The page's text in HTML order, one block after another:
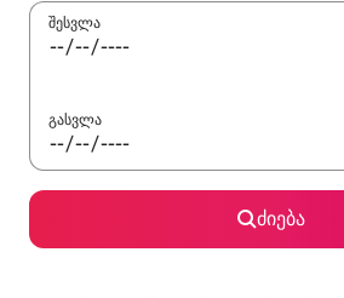
შესვლა
გასვლა
ძიება